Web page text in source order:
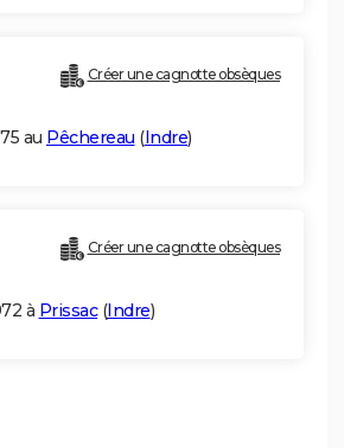
Créer une cagnotte obsèques
au Pêchereau (Indre)
Créer une cagnotte obsèques
à Prissac(Indre)